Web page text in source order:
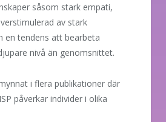
såsom stark empati,
av stark
en tendens att bearbeta
nivå än genomsnittet.
i flera publikationer där
påverkar individer i olika